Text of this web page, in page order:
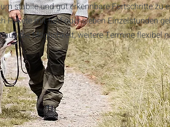
stabile und gut erkennbare Fortschritte zu
Pakete mit fünf oder sieben Einzelstunden
die Möglichkeit, weitere Termine flexibel